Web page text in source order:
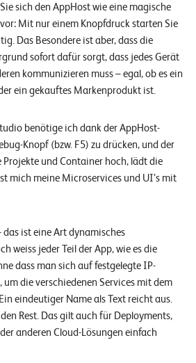
K
a
r
r
e
r
e
w
s
E
v
e
sich den AppHost wie eine magische
Mit nur einem Knopfdruck starten Sie
Das Besondere ist aber, dass die
sofort dafür sorgt, dass jedes Gerät
kommunizieren muss – egal, ob es ein
ein gekauftes Markenprodukt ist.
benötige ich dank der AppHost-
Knopf (bzw. F5) zu drücken, und der
und Container hoch, lädt die
mich meine Microservices und UI’s mit
das ist eine Art dynamisches
weiss jeder Teil der App, wie es die
dass man sich auf festgelegte IP-
um die verschiedenen Services mit dem
eindeutiger Name als Text reicht aus.
Rest. Das gilt auch für Deployments,
anderen Cloud-Lösungen einfach